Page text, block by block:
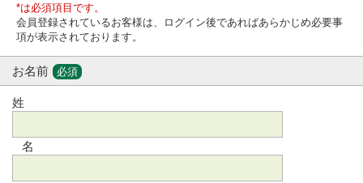
*は必須項目です。
会員登録されているお客様は、ログイン後であればあらかじめ必要事
項が表示されております。
お名前 必須
姓
名